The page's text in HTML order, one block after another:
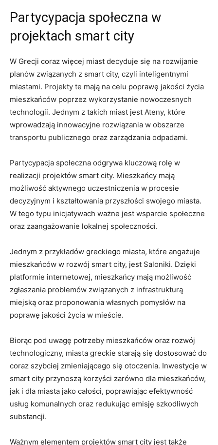
Partycypacja społeczna w
projektach smart city
W Grecji coraz więcej miast decyduje się na rozwijanie
planów związanych z smart city, czyli inteligentnymi
miastami. Projekty te mają na celu poprawę jakości życia
mieszkańców poprzez wykorzystanie nowoczesnych
technologii. Jednym z takich miast jest Ateny, które
wprowadzają innowacyjne rozwiązania w obszarze
transportu publicznego oraz zarządzania odpadami.
Partycypacja społeczna odgrywa kluczową rolę w
realizacji projektów smart city. Mieszkańcy mają
możliwość aktywnego uczestniczenia w procesie
decyzyjnym i kształtowania przyszłości swojego miasta.
W tego typu inicjatywach ważne jest wsparcie społeczne
oraz zaangażowanie lokalnej społeczności.
Jednym z przykładów greckiego miasta, które angażuje
mieszkańców w rozwój smart city, jest Saloniki. Dzięki
platformie internetowej, mieszkańcy mają możliwość
zgłaszania problemów związanych z infrastrukturą
miejską oraz proponowania własnych pomysłów na
poprawę jakości życia w mieście.
Biorąc pod uwagę potrzeby mieszkańców oraz rozwój
technologiczny, miasta greckie starają się dostosować do
coraz szybciej zmieniającego się otoczenia. Inwestycje w
smart city przynoszą korzyści zarówno dla mieszkańców,
jak i dla miasta jako całości, poprawiając efektywność
usług komunalnych oraz redukując emisję szkodliwych
substancji.
Ważnym elementem projektów smart city jest także